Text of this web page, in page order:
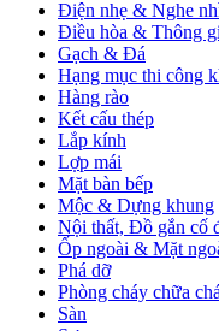
Điện nhẹ & Nghe
Điều hòa & Thông
Gạch & Đá
Hạng mục thi công
Hàng rào
Kết cấu thép
Lắp kính
Lợp mái
Mặt bàn bếp
Mộc & Dựng khung
Nội thất, Đồ gắn cố
Ốp ngoài & Mặt
Phá dỡ
Phòng cháy chữa
Sàn